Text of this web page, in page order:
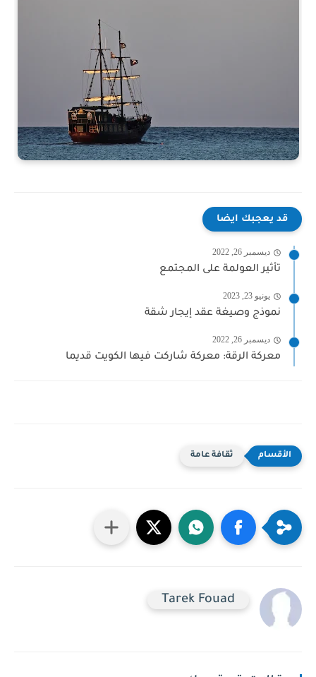
قد يعجبك ايضا
ديسمبر 26, 2022
تأثير العولمة على المجتمع
يونيو 23, 2023
نموذج وصيغة عقد إيجار شقة
ديسمبر 26, 2022
معركة الرقة: معركة شاركت فيها الكويت قديما
ثقافة عامة
Tarek Fouad